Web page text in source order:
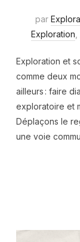
par
Exploration
Exploration et
comme deux
ailleurs : faire
exploratoire et
Déplaçons le
une voie